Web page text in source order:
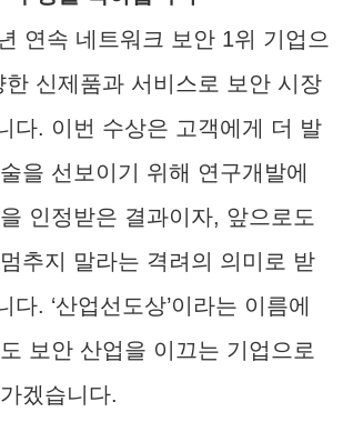
연속 네트워크 보안 1위 기업으
한 신제품과 서비스로 보안 시장
다. 이번 수상은 고객에게 더 발
을 선보이기 위해 연구개발에
인정받은 결과이자, 앞으로도
추지 말라는 격려의 의미로 받
다. ‘산업선도상’이라는 이름에
보안 산업을 이끄는 기업으로
겠습니다.